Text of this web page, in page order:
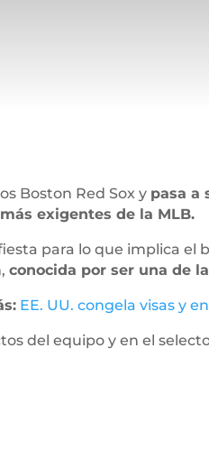
Boston Red Sox y pasa a
exigentes de la MLB.
para lo que implica el
conocida por ser una de
EE. UU. congela visas y
del equipo y en el